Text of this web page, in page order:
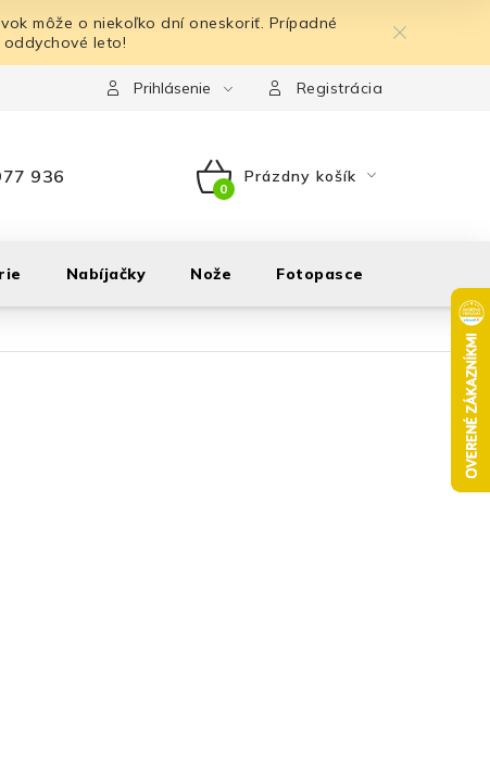
môže o niekoľko dní oneskoriť. Prípadné
leto!
Prihlásenie Registrácia
936
NÁKUPNÝ
Prázdny košík
Nabíjačky Nože Fotopasce